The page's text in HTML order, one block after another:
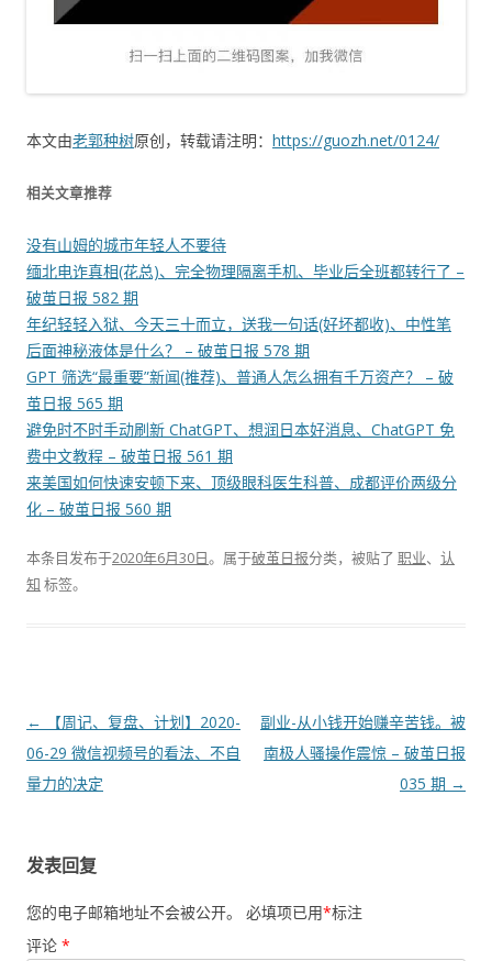
本文由老郭种树原创，转载请注明： https://guozh.net/0124/
相关文章推荐
没有山姆的城市年轻人不要待
缅北电诈真相(花总)、完全物理隔离手机、毕业后全班都转行了 –
破茧日报 582 期
年纪轻轻入狱、今天三十而立，送我一句话(好坏都收)、中性笔
后面神秘液体是什么？ – 破茧日报 578 期
GPT 筛选“最重要”新闻(推荐)、普通人怎么拥有千万资产？ – 破
茧日报 565 期
避免时不时手动刷新 ChatGPT、想润日本好消息、ChatGPT 免
费中文教程 – 破茧日报 561 期
来美国如何快速安顿下来、顶级眼科医生科普、成都评价两级分
化 – 破茧日报 560 期
本条目发布于2020年6月30日。属于破茧日报分类，被贴了 职业、 认
知 标签。
文
章
导
←
【周记、复盘、计划】2020-
06-29 微信视频号的看法、不自
量力的决定
副业-从小钱开始赚辛苦钱。被
南极人骚操作震惊 – 破茧日报
035 期 →
发表回复
您的电子邮箱地址不会被公开。 必填项已用*标注
评论 *